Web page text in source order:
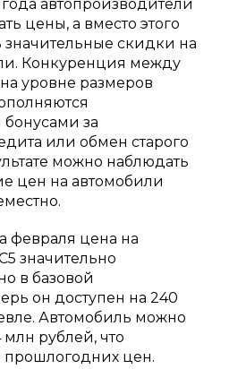
автопроизводители
цены, а вместо этого
значительные скидки на
Конкуренция между
уровне размеров
за
или обмен старого
можно наблюдать
цен на автомобили
февраля цена на
значительно
в базовой
он доступен на 240
Автомобиль можно
млн рублей, что
цен.